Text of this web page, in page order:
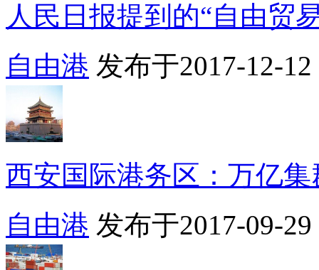
人民日报提到的“自由贸
自由港 发布于2017-12-12
西安国际港务区：万亿集
自由港 发布于2017-09-29